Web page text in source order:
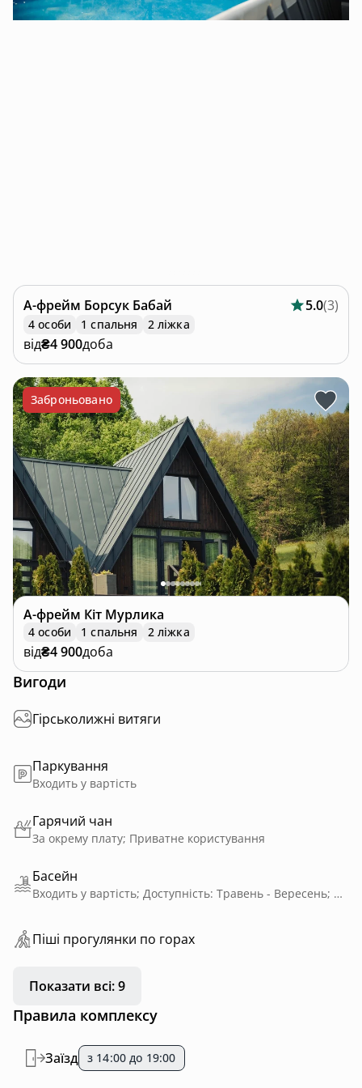
А-фрейм Борсук Бабай 5.0(3)
4 особи 1 спальня 2 ліжка
від₴4 900доба
Заброньовано
А-фрейм Кіт Мурлика
4 особи 1 спальня 2 ліжка
від₴4 900доба
Вигоди
Гірськолижні витяги
Паркування
Входить у вартість
Гарячий чан
За окрему плату; Приватне користування
Басейн
Входить у вартість; Доступність: Травень - Вересень; Спільне користування з іншими гостями; Без підігріву
Пiшi прoгулянки пo горах
Показати всі: 9
Правила комплексу
Заїзд з 14:00 до 19:00